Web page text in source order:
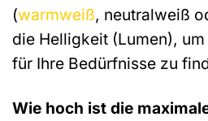
(warmweiß, neutralweiß
die Helligkeit (Lumen),
für Ihre Bedürfnisse zu
Wie hoch ist die